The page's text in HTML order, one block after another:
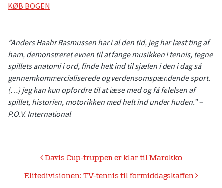
KØB BOGEN
”Anders Haahr Rasmussen har i al den tid, jeg har læst ting af
ham, demonstreret evnen til at fange musikken i tennis, tegne
spillets anatomi i ord, finde helt ind til sjælen i den i dag så
gennemkommercialiserede og verdensomspændende sport.
(…) jeg kan kun opfordre til at læse med og få følelsen af
spillet, historien, motorikken med helt ind under huden.” –
P.O.V. International
Indlægsnavigation
Davis Cup-truppen er klar til Marokko
Elitedivisionen: TV-tennis til formiddagskaffen